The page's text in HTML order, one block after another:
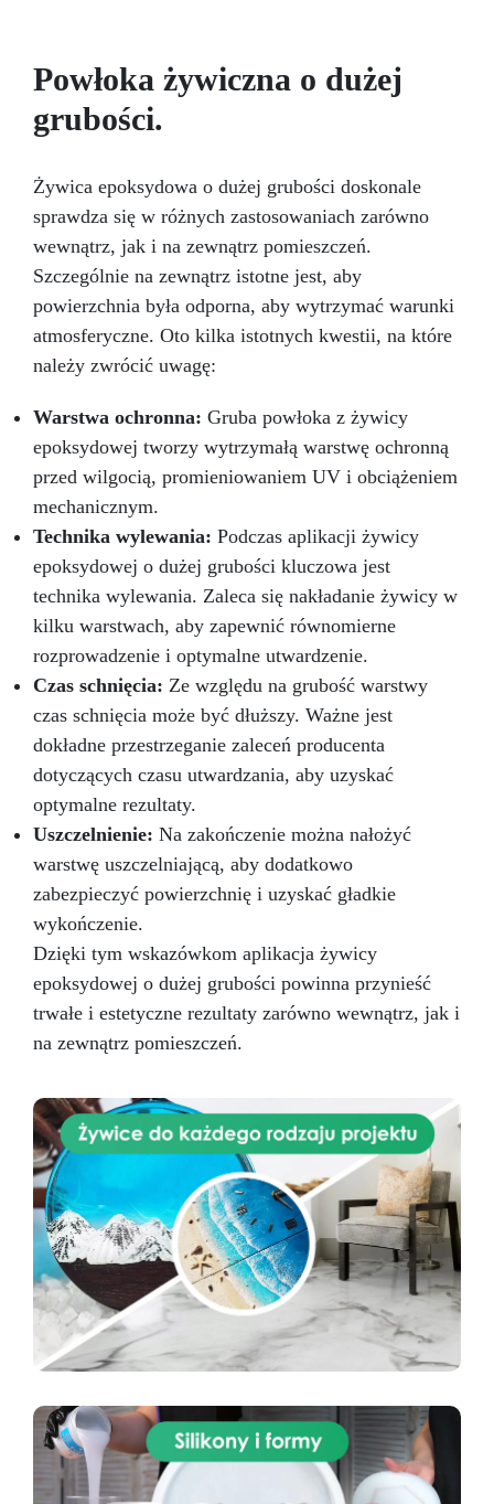
Opracowana specjalnie do żywic epoksydowych
i akrylowych, zapewniając jednolitą mieszankę.
Niekompatybilna z Żywicami
Poliuretanowymi: Używaj wyłącznie z żywicami
żywic poliuretanowych Resin Pro.
Powłoka żywiczna o dużej
grubości.
Żywica epoksydowa o dużej grubości doskonale
sprawdza się w różnych zastosowaniach zarówno
wewnątrz, jak i na zewnątrz pomieszczeń.
Szczególnie na zewnątrz istotne jest, aby
powierzchnia była odporna, aby wytrzymać warunki
atmosferyczne. Oto kilka istotnych kwestii, na które
należy zwrócić uwagę:
Warstwa ochronna: Gruba powłoka z żywicy
epoksydowej tworzy wytrzymałą warstwę ochronną
przed wilgocią, promieniowaniem UV i obciążeniem
mechanicznym.
Technika wylewania: Podczas aplikacji żywicy
epoksydowej o dużej grubości kluczowa jest
technika wylewania. Zaleca się nakładanie żywicy w
kilku warstwach, aby zapewnić równomierne
rozprowadzenie i optymalne utwardzenie.
Czas schnięcia: Ze względu na grubość warstwy
czas schnięcia może być dłuższy. Ważne jest
dokładne przestrzeganie zaleceń producenta
dotyczących czasu utwardzania, aby uzyskać
optymalne rezultaty.
Uszczelnienie: Na zakończenie można nałożyć
warstwę uszczelniającą, aby dodatkowo
zabezpieczyć powierzchnię i uzyskać gładkie
wykończenie.
Dzięki tym wskazówkom aplikacja żywicy
epoksydowej o dużej grubości powinna przynieść
trwałe i estetyczne rezultaty zarówno wewnątrz, jak i
na zewnątrz pomieszczeń.